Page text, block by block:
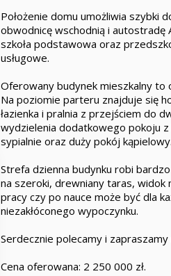
Położenie domu umożliwia szybki
obwodnicę wschodnią i autostradę
szkoła podstawowa oraz
usługowe.
Oferowany budynek mieszkalny
Na poziomie parteru znajduje się
łazienka i pralnia z przejściem do
wydzielenia dodatkowego pokoju
sypialnie oraz duży pokój kąpielowy.
Strefa dzienna budynku robi
na szeroki, drewniany taras, widok
pracy czy po nauce może być dla
niezakłóconego wypoczynku.
Serdecznie polecamy i
Cena oferowana: 2 250 000 zł.